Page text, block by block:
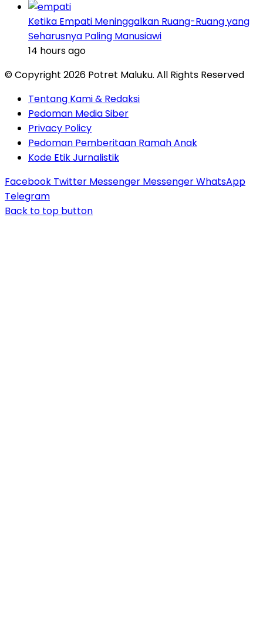
Ketika Empati Meninggalkan Ruang-Ruang yang
Seharusnya Paling Manusiawi
14 hours ago
© Copyright 2026 Potret Maluku. All Rights Reserved
Tentang Kami & Redaksi
Pedoman Media Siber
Privacy Policy
Pedoman Pemberitaan Ramah Anak
Kode Etik Jurnalistik
Facebook Twitter Messenger MessengerWhatsApp
Telegram
Back to top button